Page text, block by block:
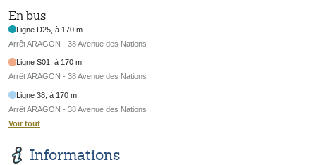
En bus
Ligne D25, à 170 m
Arrêt ARAGON - 38 Avenue des Nations
Ligne S01, à 170 m
Arrêt ARAGON - 38 Avenue des Nations
Ligne 38, à 170 m
Arrêt ARAGON - 38 Avenue des Nations
Voir tout
Informations